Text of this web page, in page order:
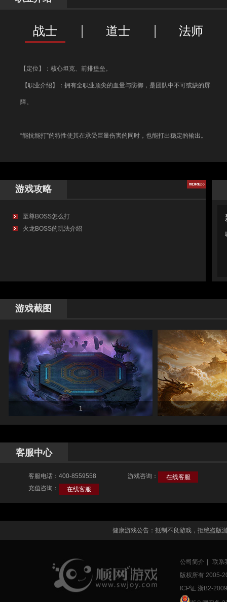
战士 道士 法师
【定位】：核心坦克、前排堡垒。
【职业介绍】：拥有全职业顶尖的血量与防御，是团队中不可或缺的屏
障。
“能抗能打”的特性使其在承受巨量伤害的同时，也能打出稳定的输出。
团战和副本开荒的坚实保障。
游戏攻略
至尊BOSS怎么打
火龙BOSS的玩法介绍
游戏截图
1
客服中心
客服电话：400-8559558 游戏咨询：
在线客服
充值咨询：
在线客服
健康游戏公告：抵制不良游戏，拒绝盗版
公司简介
联系
版权所有 2005-
ICP证:浙B2-